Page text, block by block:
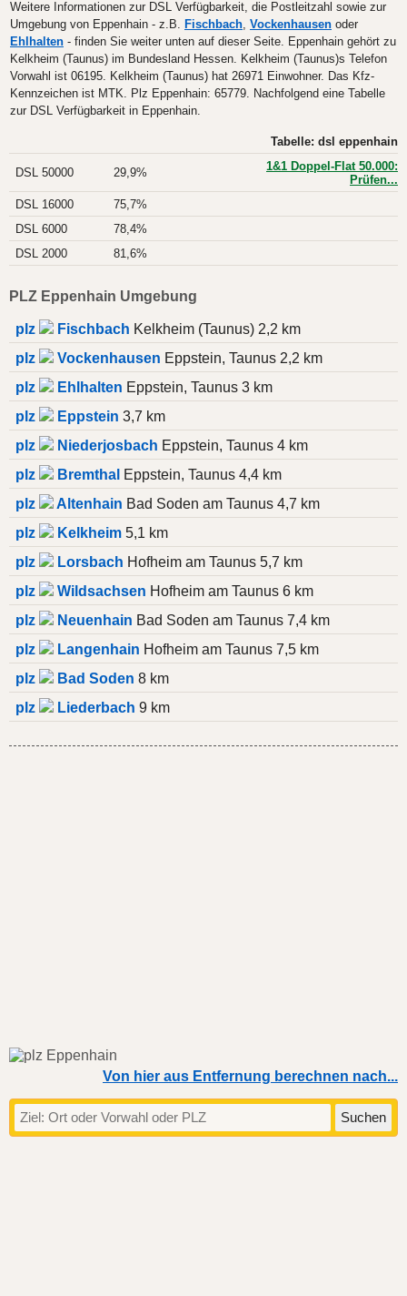
Weitere Informationen zur DSL Verfügbarkeit, die Postleitzahl sowie zur
Umgebung von Eppenhain - z.B. Fischbach, Vockenhausen oder
Ehlhalten - finden Sie weiter unten auf dieser Seite. Eppenhain gehört zu
Kelkheim (Taunus) im Bundesland Hessen. Kelkheim (Taunus)s Telefon
Vorwahl ist 06195. Kelkheim (Taunus) hat 26971 Einwohner. Das Kfz-
Kennzeichen ist MTK. Plz Eppenhain: 65779. Nachfolgend eine Tabelle
zur DSL Verfügbarkeit in Eppenhain.
Tabelle: dsl eppenhain
DSL 50000 29,9%
1&1 Doppel-Flat 50.000:
Prüfen...
DSL 16000
75,7%
DSL 6000
78,4%
DSL 2000
81,6%
PLZ Eppenhain Umgebung
plz Fischbach Kelkheim (Taunus) 2,2 km
plz
Vockenhausen Eppstein, Taunus 2,2 km
plz
Ehlhalten Eppstein, Taunus 3 km
plz
Eppstein 3,7 km
plz
Niederjosbach Eppstein, Taunus 4 km
plz
Bremthal Eppstein, Taunus 4,4 km
plz
Altenhain Bad Soden am Taunus 4,7 km
plz
Kelkheim 5,1 km
plz
Lorsbach Hofheim am Taunus 5,7 km
plz
Wildsachsen Hofheim am Taunus 6 km
plz
Neuenhain Bad Soden am Taunus 7,4 km
plz
Langenhain Hofheim am Taunus 7,5 km
plz
Bad Soden 8 km
plz
Liederbach 9 km
Von hier aus Entfernung berechnen nach...